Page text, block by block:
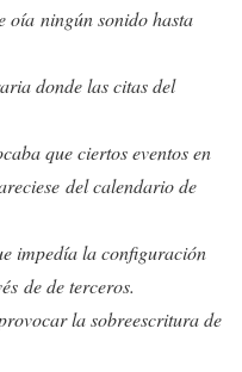
oía ningún sonido hasta
donde las citas del
que ciertos eventos en
del calendario de
impedía la configuración
de de terceros.
la sobreescritura de